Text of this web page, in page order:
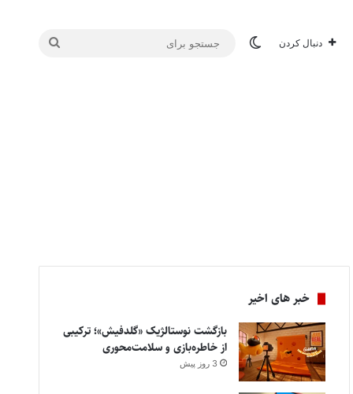
دنبال کردن تغییر پوسته
جستجو
خبر های اخیر
بازگشت نوستالژیک «گلدفیش»؛ ترکیبی
از خاطره‌بازی و سلامت‌محوری
3 روز پیش